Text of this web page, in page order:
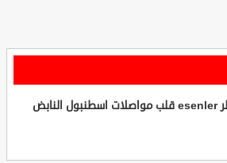
معلومات عن حي أسنلر esenler قلب مواصلات اسطنبول النابض